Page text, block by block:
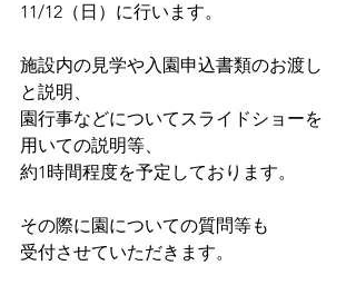
11/12（日）に行います。
施設内の見学や入園申込書類のお渡し
と説明、
園行事などについてスライドショーを
用いての説明等、
約1時間程度を予定しております。
その際に園についての質問等も
受付させていただきます。